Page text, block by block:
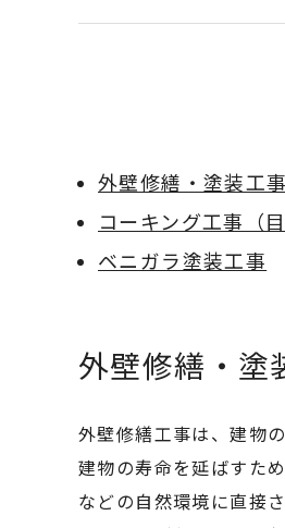
外壁修繕・塗装工事
コーキング工事（
ベニガラ塗装工事
外壁修繕・塗
外壁修繕工事は、建物
建物の寿命を延ばすた
などの自然環境に直接